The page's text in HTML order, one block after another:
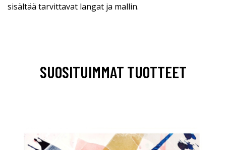
sisältää tarvittavat langat ja mallin.
SUOSITUIMMAT TUOTTEET